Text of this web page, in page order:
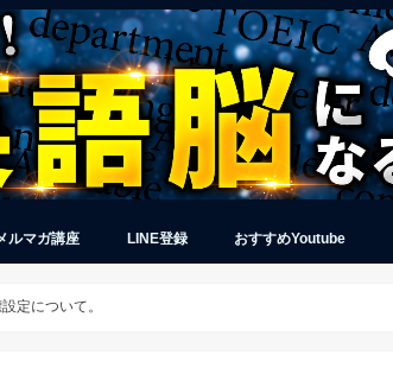
ルマガ講座 LINE登録 おすすめYoutube
定について。